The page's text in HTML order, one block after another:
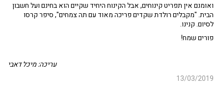
ואומנם אין תפריט קינוחים, אבל הקינוח היחיד שקיים הוא בחינם ועל חשבון
הבית. "מקבלים רולדת שקדים פריכה מאוד עם תה צמחים", סיפר קרסו
לסיום. קנינו.
פורים שמח!
עריכה: מיכל דאבי
13/03/2019